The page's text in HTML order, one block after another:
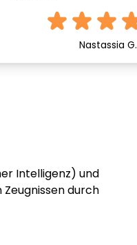
Nastassia G.
Intelligenz) und
durch